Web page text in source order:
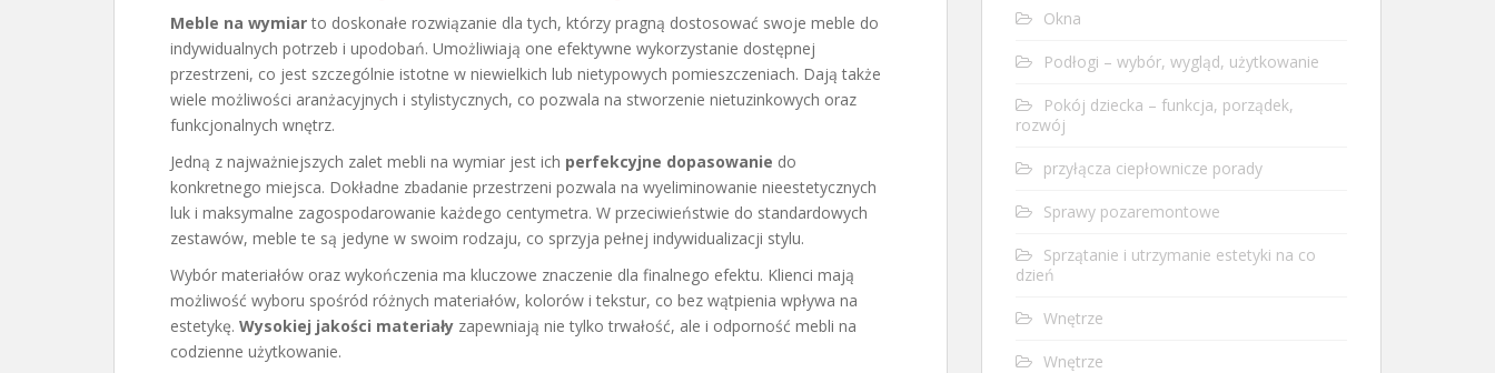
Meble na wymiar to doskonałe rozwiązanie dla tych, którzy pragną dostosować swoje meble do
indywidualnych potrzeb i upodobań. Umożliwiają one efektywne wykorzystanie dostępnej
przestrzeni, co jest szczególnie istotne w niewielkich lub nietypowych pomieszczeniach. Dają także
wiele możliwości aranżacyjnych i stylistycznych, co pozwala na stworzenie nietuzinkowych oraz
funkcjonalnych wnętrz.
Jedną z najważniejszych zalet mebli na wymiar jest ich perfekcyjne dopasowanie do
konkretnego miejsca. Dokładne zbadanie przestrzeni pozwala na wyeliminowanie nieestetycznych
luk i maksymalne zagospodarowanie każdego centymetra. W przeciwieństwie do standardowych
zestawów, meble te są jedyne w swoim rodzaju, co sprzyja pełnej indywidualizacji stylu.
Wybór materiałów oraz wykończenia ma kluczowe znaczenie dla finalnego efektu. Klienci mają
możliwość wyboru spośród różnych materiałów, kolorów i tekstur, co bez wątpienia wpływa na
estetykę. Wysokiej jakości materiały zapewniają nie tylko trwałość, ale i odporność mebli na
codzienne użytkowanie.
Okna
Podłogi – wybór, wygląd, użytkowanie
Pokój dziecka – funkcja, porządek,
rozwój
przyłącza ciepłownicze porady
Sprawy pozaremontowe
Sprzątanie i utrzymanie estetyki na co
dzień
Wnętrze
Wnętrze